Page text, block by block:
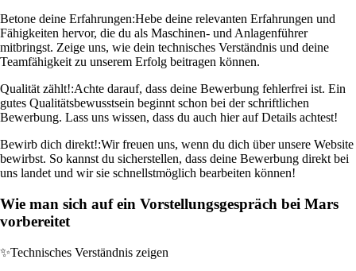
Betone deine Erfahrungen:Hebe deine relevanten Erfahrungen und
Fähigkeiten hervor, die du als Maschinen- und Anlagenführer
mitbringst. Zeige uns, wie dein technisches Verständnis und deine
Teamfähigkeit zu unserem Erfolg beitragen können.
Qualität zählt!:Achte darauf, dass deine Bewerbung fehlerfrei ist. Ein
gutes Qualitätsbewusstsein beginnt schon bei der schriftlichen
Bewerbung. Lass uns wissen, dass du auch hier auf Details achtest!
Bewirb dich direkt!:Wir freuen uns, wenn du dich über unsere Website
bewirbst. So kannst du sicherstellen, dass deine Bewerbung direkt bei
uns landet und wir sie schnellstmöglich bearbeiten können!
Wie man sich auf ein Vorstellungsgespräch bei Mars
vorbereitet
✨Technisches Verständnis zeigen